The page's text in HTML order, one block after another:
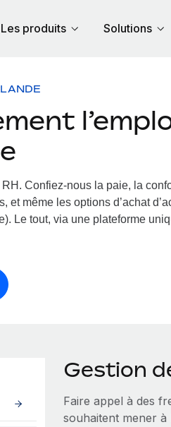
Les produits Solutions
RH. Confiez-nous la paie, la
et même les options d’achat
Le tout, via une plateforme
Gestion
Faire appel à des
souhaitent mener à